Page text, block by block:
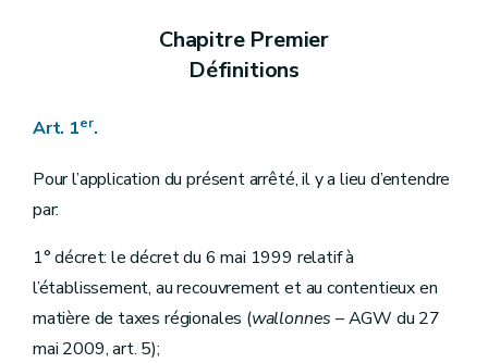
Chapitre Premier
Définitions
Art. 1er.
Pour l’application du présent arrêté, il y a lieu d’entendre
par:
1° décret: le décret du 6 mai 1999 relatif à
l’établissement, au recouvrement et au contentieux en
matière de taxes régionales (wallonnes – AGW du 27
mai 2009, art. 5);